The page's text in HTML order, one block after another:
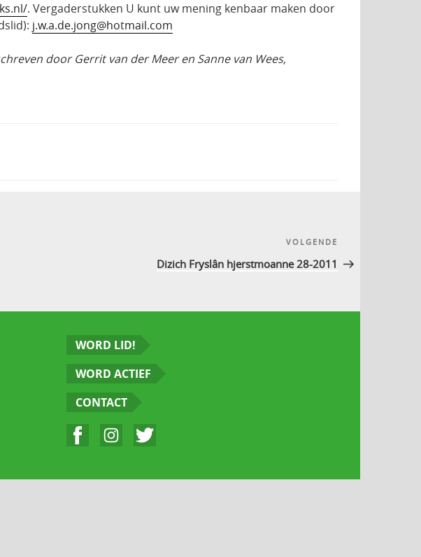
. Vergaderstukken U kunt uw mening kenbaar maken door
j.w.a.de.jong@hotmail.com
door Gerrit van der Meer en Sanne van Wees,
bericht
VOLGENDE
Dizich Fryslân hjerstmoanne 28-2011
WORD LID!
WORD ACTIEF
CONTACT